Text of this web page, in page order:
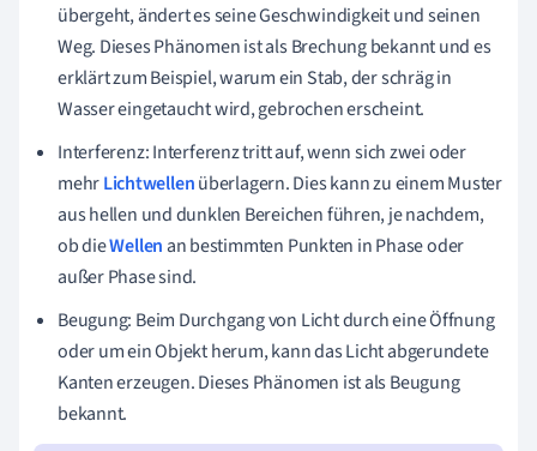
übergeht, ändert es seine Geschwindigkeit und seinen
Weg. Dieses Phänomen ist als Brechung bekannt und es
erklärt zum Beispiel, warum ein Stab, der schräg in
Wasser eingetaucht wird, gebrochen erscheint.
Interferenz: Interferenz tritt auf, wenn sich zwei oder
mehrLichtwellenüberlagern. Dies kann zu einem Muster
aus hellen und dunklen Bereichen führen, je nachdem,
ob dieWellen an bestimmten Punkten in Phase oder
außer Phase sind.
Beugung: Beim Durchgang von Licht durch eine Öffnung
oder um ein Objekt herum, kann das Licht abgerundete
Kanten erzeugen. Dieses Phänomen ist als Beugung
bekannt.